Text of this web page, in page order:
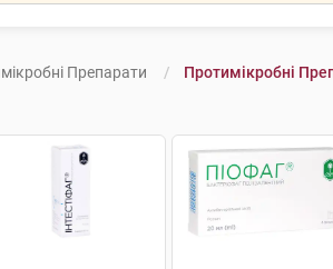
Препарати Протимікробні